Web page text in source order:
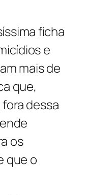
ficha
e
mais de
que,
dessa
os
que o